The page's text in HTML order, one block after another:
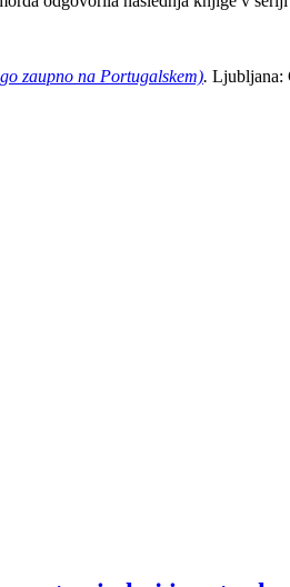
zaupno na Portugalskem). Ljubljana: